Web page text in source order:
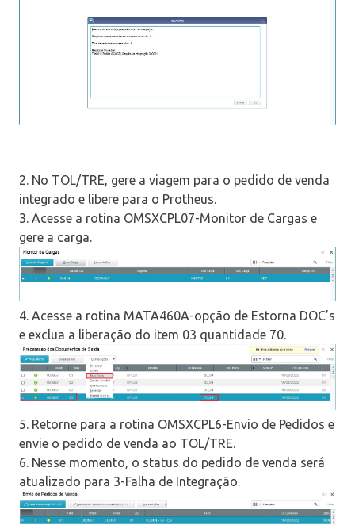
2. No TOL/TRE, gere a viagem para o pedido de venda
integrado e libere para o Protheus.
3. Acesse a rotina OMSXCPL07-Monitor de Cargas e
gere a carga.
4. Acesse a rotina MATA460A-opção de Estorna DOC’s
e exclua a liberação do item 03 quantidade 70.
5. Retorne para a rotina OMSXCPL6-Envio de Pedidos e
envie o pedido de venda ao TOL/TRE.
6. Nesse momento, o status do pedido de venda será
atualizado para 3-Falha de Integração.